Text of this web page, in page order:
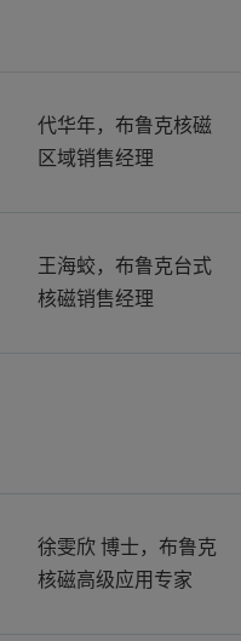
代华年，布鲁克核磁
区域销售经理
王海蛟，布鲁克台式
核磁销售经理
徐雯欣 博士，布鲁克
核磁高级应用专家